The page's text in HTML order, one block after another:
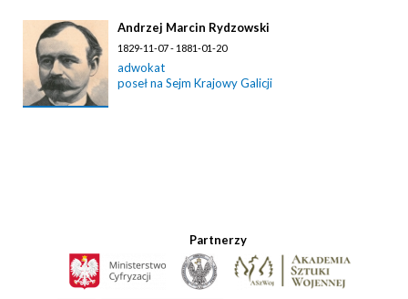
Andrzej Marcin Rydzowski
1829-11-07 - 1881-01-20
adwokat
poseł na Sejm Krajowy Galicji
Partnerzy